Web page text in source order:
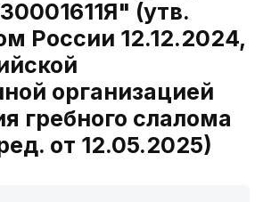
(утв.
России 12.12.2024,
организацией
гребного слалома
от 12.05.2025)